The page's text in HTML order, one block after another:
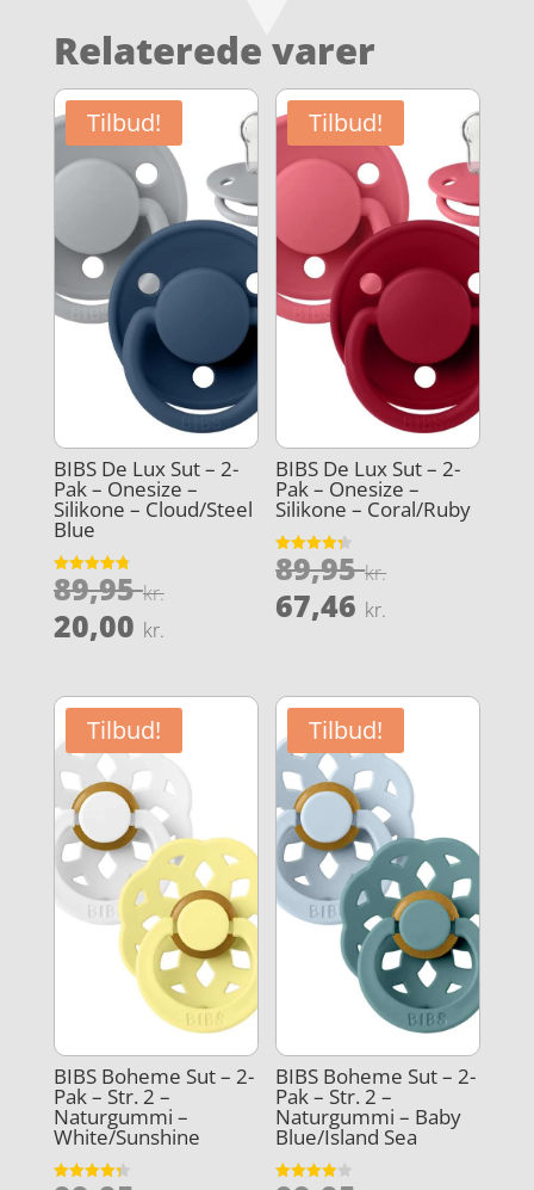
Relaterede varer
Tilbud!
BIBS De Lux Sut – 2-
Pak – Onesize –
Silikone – Cloud/Steel
Blue
Vurderet
4.8
89,95kr.Den
oprindelige
pris
89,95 kr..
20,00 kr.
pris
er:
20,00 kr..
Tilbud!
BIBS De Lux Sut – 2-
Pak – Onesize –
Silikone – Coral/Ruby
Vurderet
4.3
89,95kr.Den
89,95 kr..
67,46 kr.
er:
Tilbud!
BIBS Boheme Sut – 2-
Pak – Str. 2 –
Naturgummi –
White/Sunshine
Tilbud!
BIBS Boheme Sut – 2-
Pak – Str. 2 –
Naturgummi – Baby
Blue/Island Sea